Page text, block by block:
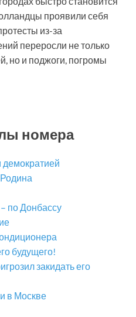
проявили себя
из-за
переросли не только
но и поджоги, погромы
номера
демократией
по Донбассу
будущего!
закидать его
в Москве